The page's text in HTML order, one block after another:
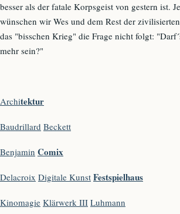
besser als der fatale Korpsgeist von gestern ist.
wünschen wir Wes und dem Rest der
das "bisschen Krieg" die Frage nicht folgt:
mehr sein?"
Architektur
Baudrillard Beckett
Benjamin Comix
Delacroix Digitale Kunst Festspielhaus
Kinomagie Klärwerk III Luhmann